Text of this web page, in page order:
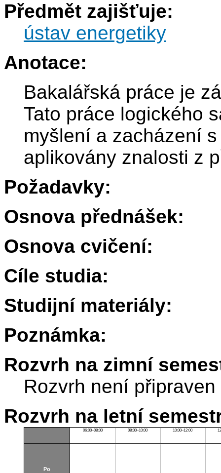
Předmět zajišťuje:
ústav energetiky
Anotace:
Bakalářská práce je
Tato práce logického
myšlení a zacházení
aplikovány znalosti z
Požadavky:
Osnova přednášek:
Osnova cvičení:
Cíle studia:
Studijní materiály:
Poznámka:
Rozvrh na zimní
Rozvrh není připraven
Rozvrh na letní
06:00–08:00 08:00–10:00 10:00–12:00
Po